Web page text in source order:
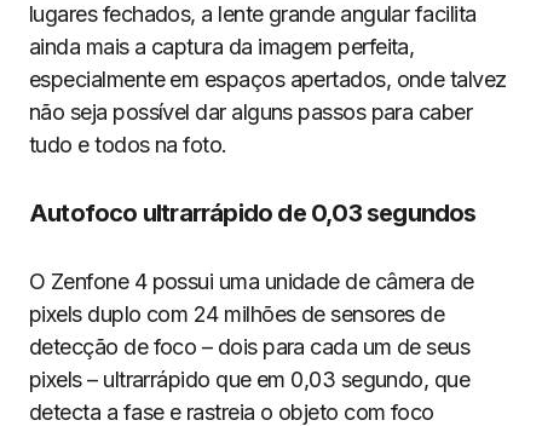
lugares fechados, a lente grande angular facilita
ainda mais a captura da imagem perfeita,
especialmente em espaços apertados, onde talvez
não seja possível dar alguns passos para caber
tudo e todos na foto.
Autofoco ultrarrápido de 0,03 segundos
O Zenfone 4 possui uma unidade de câmera de
pixels duplo com 24 milhões de sensores de
detecção de foco – dois para cada um de seus
pixels – ultrarrápido que em 0,03 segundo, que
detecta a fase e rastreia o objeto com foco